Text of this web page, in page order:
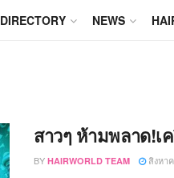
DIRECTORY NEWS
สาวๆ ห้ามพลาด!เ
BY HAIRWORLD TEAM สิงหา